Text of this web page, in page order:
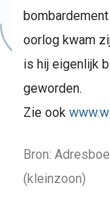
oorlog kwam
is hij eigenlijk
geworden.
Zie ook
Bron:
(kleinzoon)